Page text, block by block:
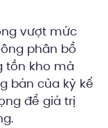
vượt mức
phân bổ
tồn kho mà
bán của kỳ kế
để giá trị